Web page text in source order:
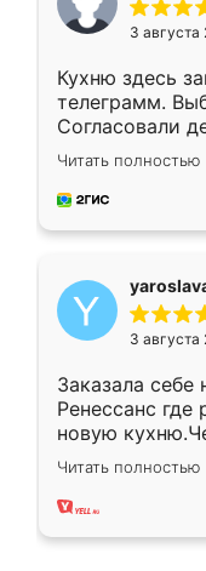
3 августа
Кухню здесь
телеграмм.
Согласовали
недели кухня
довольны
мебель за
Читать полностью
3 августа
Заказала
Ренессанс где
новую
вполне
два года,
Читать полностью